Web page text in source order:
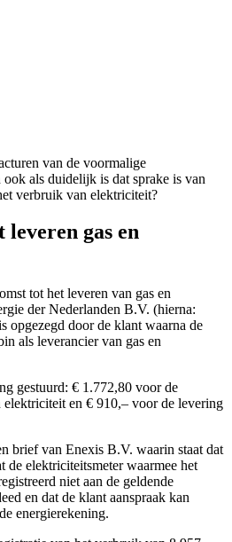
van de voormalige
ook als duidelijk is dat sprake is van
verbruik van elektriciteit?
leveren gas en
tot het leveren van gas en
der Nederlanden B.V. (hierna:
opgezegd door de klant waarna de
als leverancier van gas en
gestuurd: € 1.772,80 voor de
en € 910,– voor de levering
brief van Enexis B.V. waarin staat dat
de elektriciteitsmeter waarmee het
niet aan de geldende
en dat de klant aanspraak kan
energierekening.